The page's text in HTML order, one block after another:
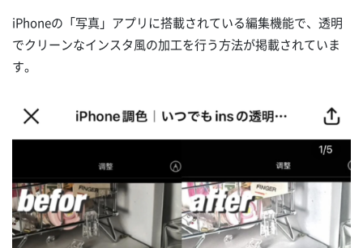
iPhoneの「写真」アプリに搭載されている編集機能で、透明
でクリーンなインスタ風の加工を行う方法が掲載されていま
す。